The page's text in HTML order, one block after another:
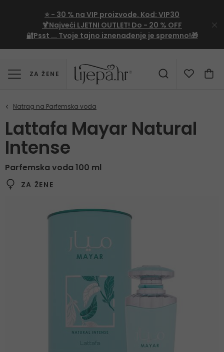
⭐ - 30 % na VIP proizvode. Kod: VIP30
🍹Najveći LJETNI OUTLET! Do - 20 % OFF
🔐Psst ... Tvoje tajno iznenađenje je spremno!🎁
ZA ŽENE
Lattafa Mayar Natural
Intense
Parfemska voda 100 ml
ZA ŽENE